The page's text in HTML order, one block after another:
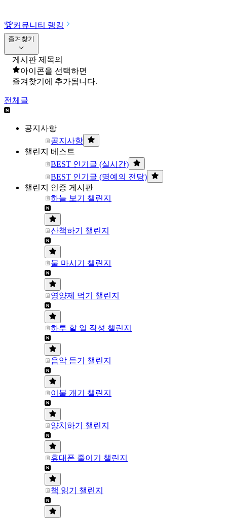
🏆커뮤니티 랭킹
즐겨찾기
게시판 제목의
아이콘을 선택하면
즐겨찾기에 추가됩니다.
전체글
공지사항
공지사항
챌린지 베스트
BEST 인기글 (실시간)
BEST 인기글 (명예의 전당)
챌린지 인증 게시판
하늘 보기 챌린지
산책하기 챌린지
물 마시기 챌린지
영양제 먹기 챌린지
하루 할 일 작성 챌린지
음악 듣기 챌린지
이불 개기 챌린지
양치하기 챌린지
휴대폰 줄이기 챌린지
책 읽기 챌린지